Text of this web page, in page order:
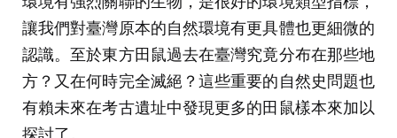
讓我們對臺灣原本的自然環境有更具體也更細微的
認識。至於東方田鼠過去在臺灣究竟分布在那些地
方？又在何時完全滅絕？這些重要的自然史問題也
有賴未來在考古遺址中發現更多的田鼠樣本來加以
探討了。